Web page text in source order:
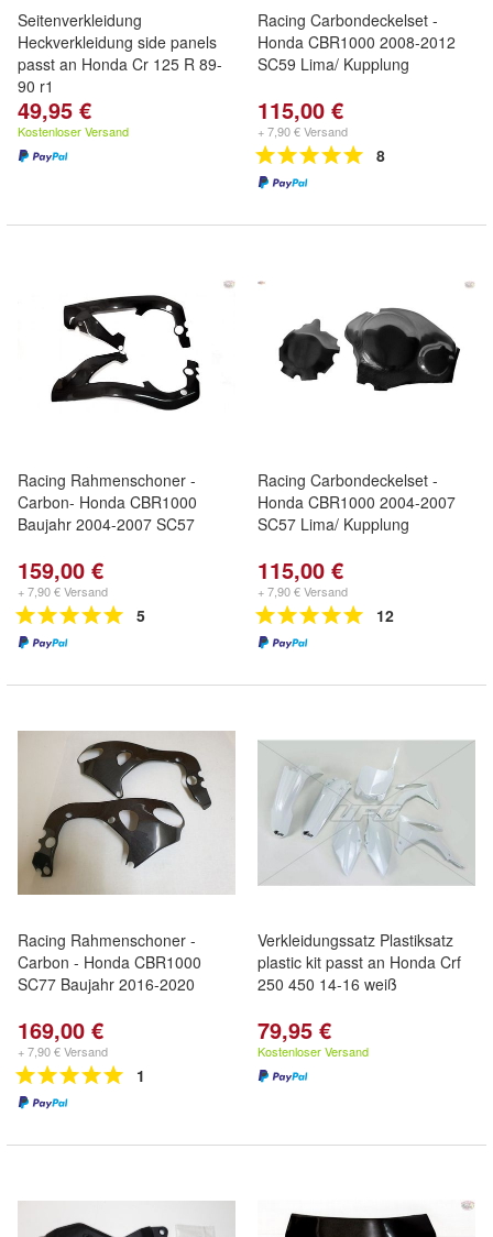
Seitenverkleidung
Heckverkleidung side panels
passt an Honda Cr 125 R 89-
90 r1
49,95 €
Kostenloser Versand
Racing Carbondeckelset -
Honda CBR1000 2008-2012
SC59 Lima/ Kupplung
115,00 €
+ 7,90 € Versand
8
Racing Rahmenschoner -
Carbon- Honda CBR1000
Baujahr 2004-2007 SC57
159,00 €
+ 7,90 € Versand
5
Racing Carbondeckelset -
Honda CBR1000 2004-2007
SC57 Lima/ Kupplung
115,00 €
+ 7,90 € Versand
12
Racing Rahmenschoner -
Carbon - Honda CBR1000
SC77 Baujahr 2016-2020
169,00 €
+ 7,90 € Versand
1
Verkleidungssatz Plastiksatz
plastic kit passt an Honda Crf
250 450 14-16 weiß
79,95 €
Kostenloser Versand